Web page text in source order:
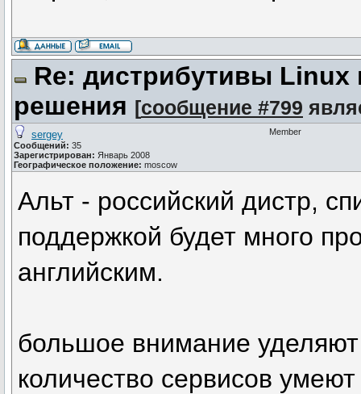
Re: дистрибутивы Linux
решения [сообщение #799
sergey
Сообщений: 35
Зарегистрирован: Январь 2008
Географическое положение: moscow
Member
Альт - российский дистр,
поддержкой будет много
английским.
большое внимание
количество сервисов